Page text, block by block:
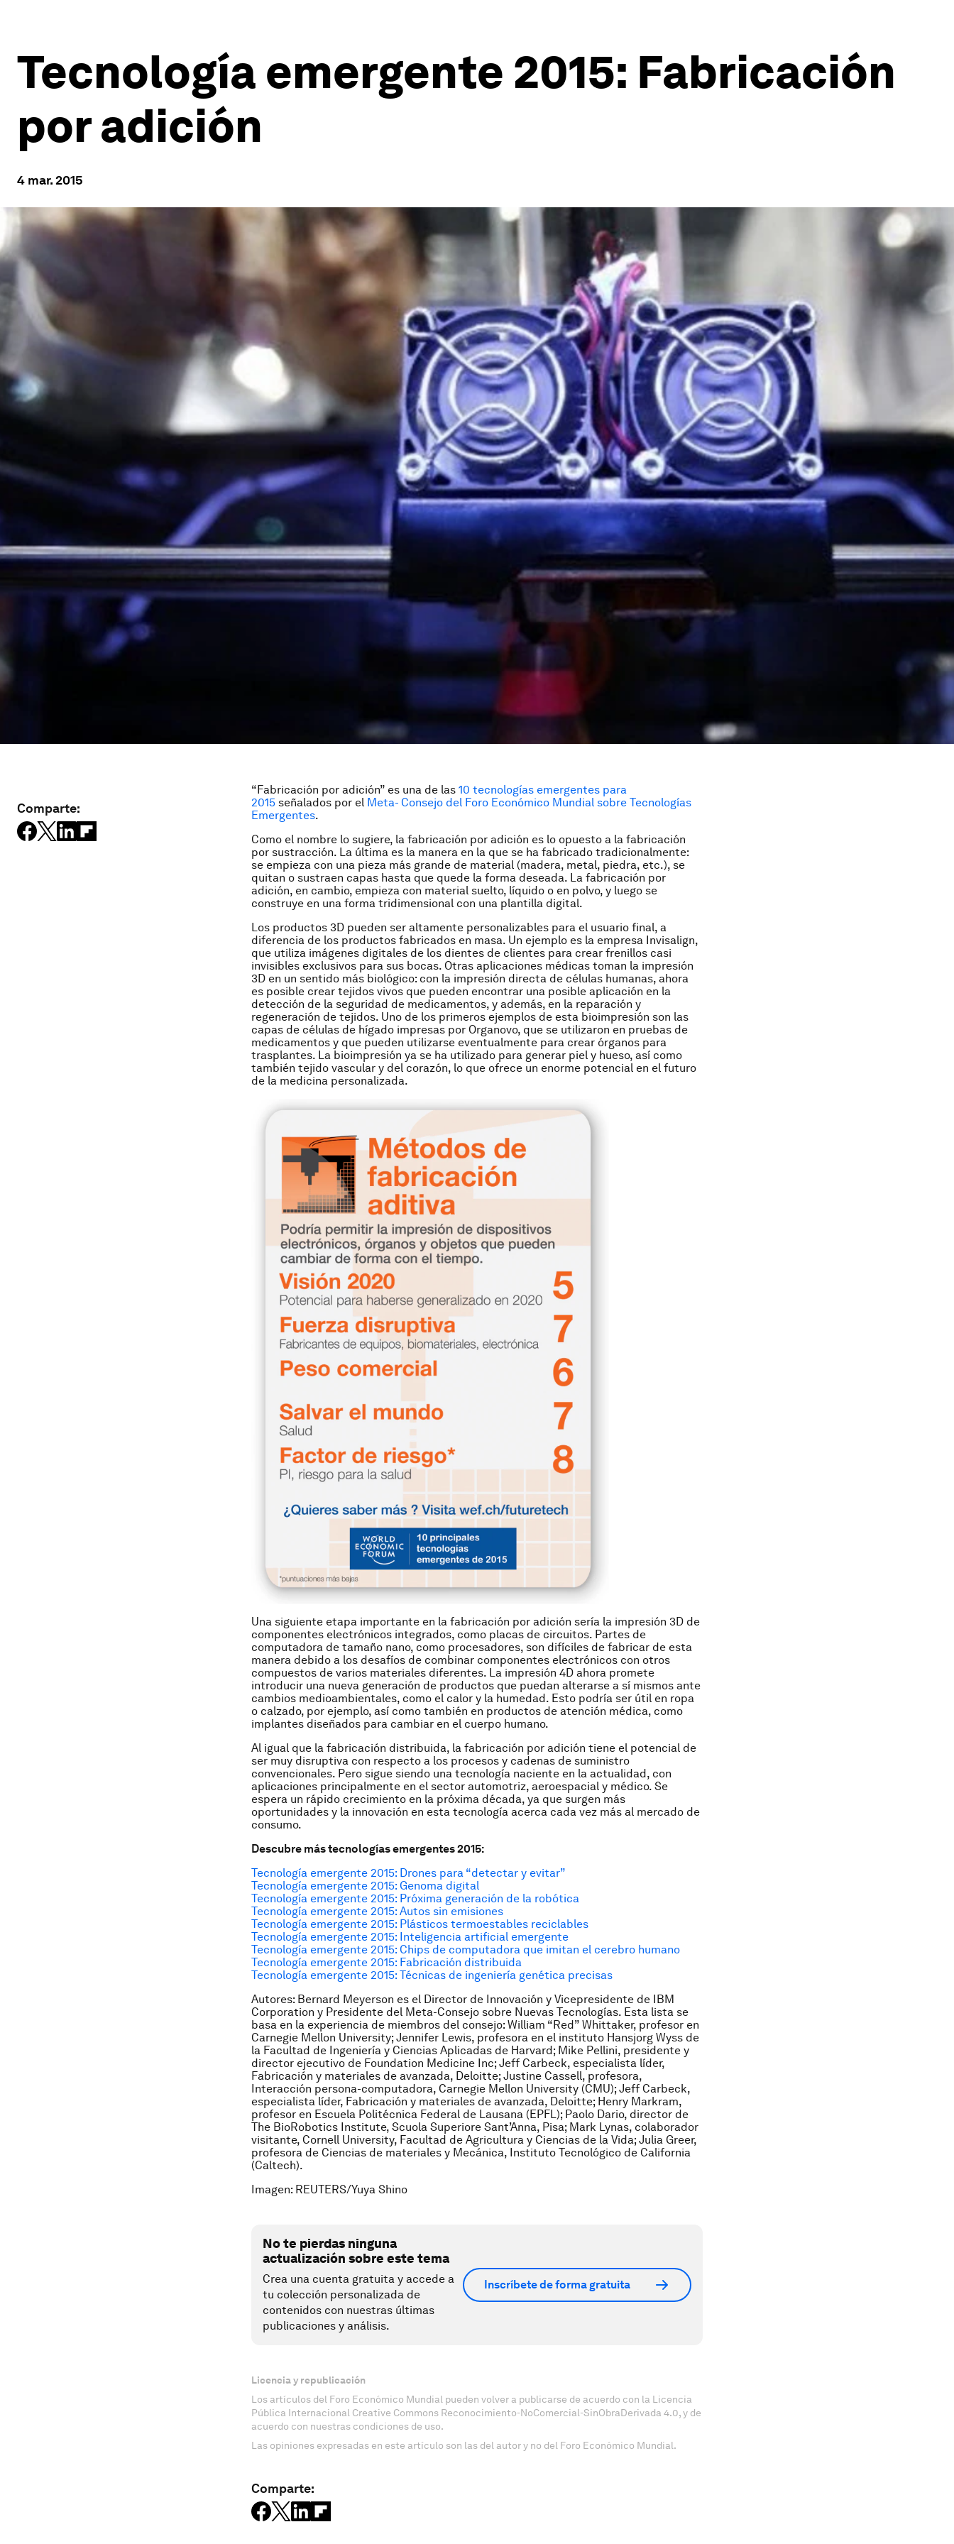
Tecnología emergente 2015: Fabricación
por adición
4 mar. 2015
Comparte:
“Fabricación por adición” es una de las 10 tecnologías emergentes para
2015 señalados por el Meta- Consejo del Foro Económico Mundial sobre Tecnologías
Emergentes.
Como el nombre lo sugiere, la fabricación por adición es lo opuesto a la fabricación
por sustracción. La última es la manera en la que se ha fabricado tradicionalmente:
se empieza con una pieza más grande de material (madera, metal, piedra, etc.), se
quitan o sustraen capas hasta que quede la forma deseada. La fabricación por
adición, en cambio, empieza con material suelto, líquido o en polvo, y luego se
construye en una forma tridimensional con una plantilla digital.
Los productos 3D pueden ser altamente personalizables para el usuario final, a
diferencia de los productos fabricados en masa. Un ejemplo es la empresa Invisalign,
que utiliza imágenes digitales de los dientes de clientes para crear frenillos casi
invisibles exclusivos para sus bocas. Otras aplicaciones médicas toman la impresión
3D en un sentido más biológico: con la impresión directa de células humanas, ahora
es posible crear tejidos vivos que pueden encontrar una posible aplicación en la
detección de la seguridad de medicamentos, y además, en la reparación y
regeneración de tejidos. Uno de los primeros ejemplos de esta bioimpresión son las
capas de células de hígado impresas por Organovo, que se utilizaron en pruebas de
medicamentos y que pueden utilizarse eventualmente para crear órganos para
trasplantes. La bioimpresión ya se ha utilizado para generar piel y hueso, así como
también tejido vascular y del corazón, lo que ofrece un enorme potencial en el futuro
de la medicina personalizada.
Una siguiente etapa importante en la fabricación por adición sería la impresión 3D de
componentes electrónicos integrados, como placas de circuitos. Partes de
computadora de tamaño nano, como procesadores, son difíciles de fabricar de esta
manera debido a los desafíos de combinar componentes electrónicos con otros
compuestos de varios materiales diferentes. La impresión 4D ahora promete
introducir una nueva generación de productos que puedan alterarse a sí mismos ante
cambios medioambientales, como el calor y la humedad. Esto podría ser útil en ropa
o calzado, por ejemplo, así como también en productos de atención médica, como
implantes diseñados para cambiar en el cuerpo humano.
Al igual que la fabricación distribuida, la fabricación por adición tiene el potencial de
ser muy disruptiva con respecto a los procesos y cadenas de suministro
convencionales. Pero sigue siendo una tecnología naciente en la actualidad, con
aplicaciones principalmente en el sector automotriz, aeroespacial y médico. Se
espera un rápido crecimiento en la próxima década, ya que surgen más
oportunidades y la innovación en esta tecnología acerca cada vez más al mercado de
consumo.
Descubre más tecnologías emergentes 2015:
Tecnología emergente 2015: Drones para “detectar y evitar”
Tecnología emergente 2015: Genoma digital
Tecnología emergente 2015: Próxima generación de la robótica
Tecnología emergente 2015: Autos sin emisiones
Tecnología emergente 2015: Plásticos termoestables reciclables
Tecnología emergente 2015: Inteligencia artificial emergente
Tecnología emergente 2015: Chips de computadora que imitan el cerebro humano
Tecnología emergente 2015: Fabricación distribuida
Tecnología emergente 2015: Técnicas de ingeniería genética precisas
Autores: Bernard Meyerson es el Director de Innovación y Vicepresidente de IBM
Corporation y Presidente del Meta-Consejo sobre Nuevas Tecnologías. Esta lista se
basa en la experiencia de miembros del consejo: William “Red” Whittaker, profesor en
Carnegie Mellon University; Jennifer Lewis, profesora en el instituto Hansjorg Wyss de
la Facultad de Ingeniería y Ciencias Aplicadas de Harvard; Mike Pellini, presidente y
director ejecutivo de Foundation Medicine Inc; Jeff Carbeck, especialista líder,
Fabricación y materiales de avanzada, Deloitte; Justine Cassell, profesora,
Interacción persona-computadora, Carnegie Mellon University (CMU); Jeff Carbeck,
especialista líder, Fabricación y materiales de avanzada, Deloitte; Henry Markram,
profesor en Escuela Politécnica Federal de Lausana (EPFL); Paolo Dario, director de
The BioRobotics Institute, Scuola Superiore Sant’Anna, Pisa; Mark Lynas, colaborador
visitante, Cornell University, Facultad de Agricultura y Ciencias de la Vida; Julia Greer,
profesora de Ciencias de materiales y Mecánica, Instituto Tecnológico de California
(Caltech).
Imagen: REUTERS/Yuya Shino
No te pierdas ninguna
actualización sobre este tema
Crea una cuenta gratuita y accede a
tu colección personalizada de
contenidos con nuestras últimas
publicaciones y análisis.
Inscríbete de forma gratuita
Licencia y republicación
Los artículos del Foro Económico Mundial pueden volver a publicarse de acuerdo con la Licencia
Pública Internacional Creative Commons Reconocimiento-NoComercial-SinObraDerivada 4.0, y de
acuerdo con nuestras condiciones de uso.
Las opiniones expresadas en este artículo son las del autor y no del Foro Económico Mundial.
Comparte: